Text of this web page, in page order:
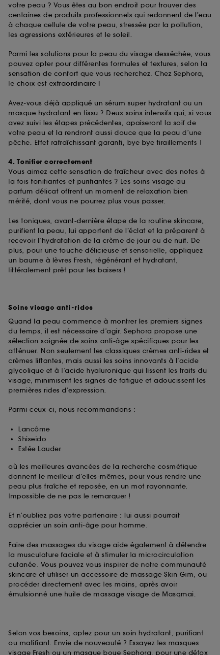
votre peau ? Vous êtes au bon endroit pour trouver des
centaines de produits professionnels qui redonnent de l’eau
à chaque cellule de votre peau, stressée par la pollution,
les agressions extérieures et le soleil.
Parmi les solutions pour la peau du visage desséchée, vous
pouvez opter pour différentes formules et textures, selon la
sensation de confort que vous recherchez. Chez Sephora,
le choix est extraordinaire !
Avez-vous déjà appliqué un sérum super hydratant ou un
masque hydratant en tissu ? Deux soins intensifs qui, si vous
avez suivi les étapes précédentes, apaiseront la soif de
votre peau et la rendront aussi douce que la peau d’une
pêche. Effet rafraîchissant garanti, bye bye tiraillements !
4. Tonifier correctement
Vous aimez cette sensation de fraîcheur avec des notes à
la fois tonifiantes et purifiantes ? Les soins visage au
parfum délicat offrent un moment de relaxation bien
mérité, dont vous ne pourrez plus vous passer.
Les toniques, avant-dernière étape de la routine skincare,
purifient la peau, lui apportent de l’éclat et la préparent à
recevoir l’hydratation de la crème de jour ou de nuit. De
plus, pour une touche délicieuse et sensorielle, appliquez
un baume à lèvres Fresh, régénérant et hydratant,
littéralement prêt pour les baisers !
Soins visage anti-rides
Quand la peau commence à montrer les premiers signes
du temps, il est nécessaire d’agir. Sephora propose une
sélection soignée de soins anti-âge spécifiques pour les
atténuer. Non seulement les classiques crèmes anti-rides et
crèmes liftantes, mais aussi les soins innovants à l’acide
glycolique et à l’acide hyaluronique qui lissent les traits du
visage, minimisent les signes de fatigue et adoucissent les
premières rides d’expression.
Parmi ceux-ci, nous recommandons :
Lancôme
Shiseido
Estée Lauder
où les meilleures avancées de la recherche cosmétique
donnent le meilleur d’elles-mêmes, pour vous rendre une
peau plus fraîche et reposée, en un mot rayonnante.
Impossible de ne pas le remarquer !
Et n’oubliez pas votre partenaire : lui aussi pourrait
apprécier un soin anti-âge pour homme.
Faire des massages du visage aide également à détendre
la musculature faciale et à stimuler la microcirculation
cutanée. Vous pouvez vous inspirer de notre communauté
skincare et utiliser un accessoire de massage Skin Gim, ou
procéder directement avec les mains, après avoir
émulsionné une huile de massage visage de Masqmai.
Selon vos besoins, optez pour un soin hydratant, purifiant
ou matifiant. Envie de nouveauté ? Essayez les masques
visage Fresh ou un masque boue Sephora, pour une détox